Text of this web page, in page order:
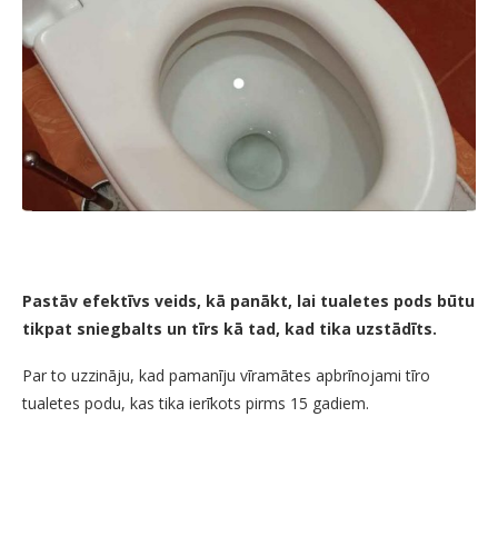
Pastāv efektīvs veids, kā panākt, lai tualetes pods būtu
tikpat sniegbalts un tīrs kā tad, kad tika uzstādīts.
Par to uzzināju, kad pamanīju vīramātes apbrīnojami tīro
tualetes podu, kas tika ierīkots pirms 15 gadiem.